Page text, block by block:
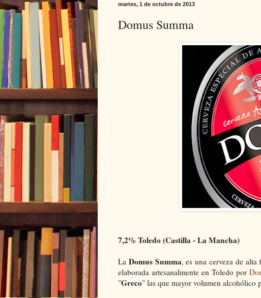
martes, 1 de octubre de 2013
Domus Summa
7,2% Toledo (Castilla - La Mancha)
La Domus Summa, es una cerveza de
elaborada artesanalmente en Toledo por
"Greco" las que mayor volumen alcohólico